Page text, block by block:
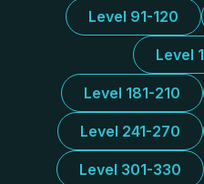
Level 91-120
Level
Level 181-210
Level 241-270
Level 301-330